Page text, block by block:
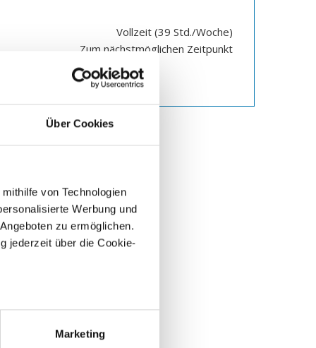
Über Cookies
von Technologien
Werbung und
zu ermöglichen.
jederzeit über die Cookie-
können
Marketing
Vollzeit (39 Std./Woche)
Zum nächstmöglichen Zeitpunkt
Zum Stellenangebot